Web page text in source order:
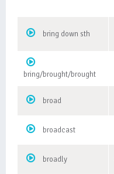
bring down sth
bring/brought/brought
broad
broadcast
broadly